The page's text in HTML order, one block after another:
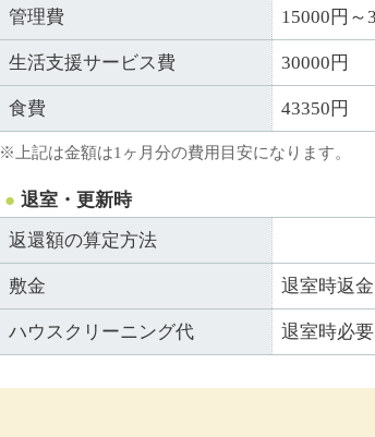
管理費 15000円～
生活支援サービス費 30000円
食費 43350円
※上記は金額は1ヶ月分の費用目安になります。
退室・更新時
返還額の算定方法
敷金 退室時返金
ハウスクリーニング代 退室時必要